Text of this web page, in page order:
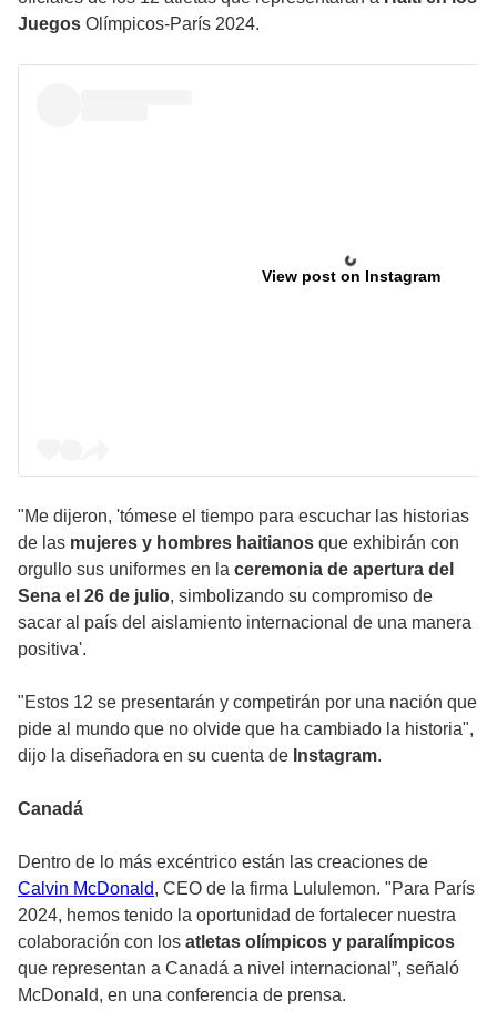
Juegos Olímpicos-París 2024.
View post on Instagram
"Me dijeron, 'tómese el tiempo para escuchar las historias
de las mujeres y hombres haitianos que exhibirán con
orgullo sus uniformes en la ceremonia de apertura del
Sena el 26 de julio, simbolizando su compromiso de
sacar al país del aislamiento internacional de una manera
positiva'.
"Estos 12 se presentarán y competirán por una nación que
pide al mundo que no olvide que ha cambiado la historia",
dijo la diseñadora en su cuenta de Instagram.
Canadá
Dentro de lo más excéntrico están las creaciones de
Calvin McDonald, CEO de la firma Lululemon. "Para París
2024, hemos tenido la oportunidad de fortalecer nuestra
colaboración con los atletas olímpicos y paralímpicos
que representan a Canadá a nivel internacional”, señaló
McDonald, en una conferencia de prensa.